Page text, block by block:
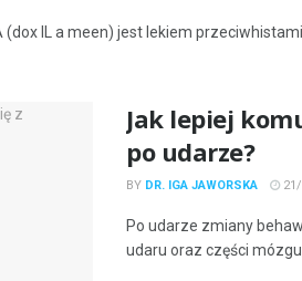
(dox IL a meen) jest lekiem
Jak lepiej
po udarze?
BY DR. IGA JAWORSKA
Po udarze zmiany
udaru oraz części